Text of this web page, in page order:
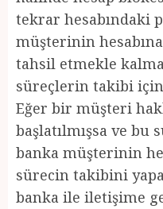
tekrar hesabındaki
müşterinin
tahsil etmekle
süreçlerin takibi
Eğer bir müşteri
başlatılmışsa ve bu
banka müşterinin
sürecin takibini
banka ile iletişime